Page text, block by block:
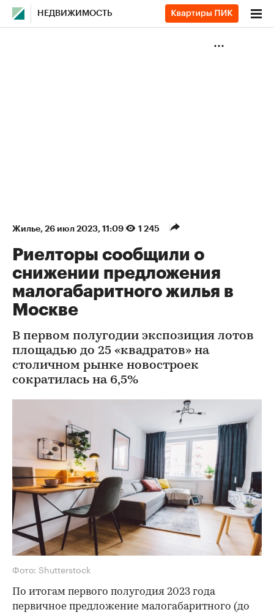
НЕДВИЖИМОСТЬ
Жилье⁠, 26 июл 2023, 11:09 1 245
Риелторы сообщили о
снижении предложения
малогабаритного жилья в
Москве
В первом полугодии экспозиция лотов
площадью до 25 «квадратов» на
столичном рынке новостроек
сократилась на 6,5%
Фото: Shutterstock
По итогам первого полугодия 2023 года
первичное предложение малогабаритного (до